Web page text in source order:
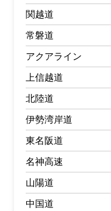
関越道
常磐道
アクアライン
上信越道
北陸道
伊勢湾岸道
東名阪道
名神高速
山陽道
中国道